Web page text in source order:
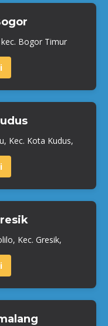
kec. Bogor Timur
Kec. Kota Kudus,
Kec. Gresik,